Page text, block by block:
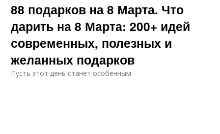
Средства для
умывания
Соответствующие
средства
Профессиональный
88 подарков на 8 Марта. Что
дарить на 8 Марта: 200+ идей
современных, полезных и
желанных подарков
Пусть этот день станет особенным.